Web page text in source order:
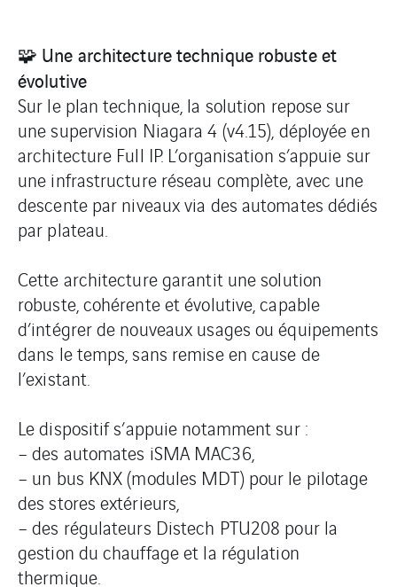
🧩 Une architecture technique robuste et
évolutive
Sur le plan technique, la solution repose sur
une supervision Niagara 4 (v4.15), déployée en
architecture Full IP. L’organisation s’appuie sur
une infrastructure réseau complète, avec une
descente par niveaux via des automates dédiés
par plateau.
Cette architecture garantit une solution
robuste, cohérente et évolutive, capable
d’intégrer de nouveaux usages ou équipements
dans le temps, sans remise en cause de
l’existant.
Le dispositif s’appuie notamment sur :
– des automates iSMA MAC36,
– un bus KNX (modules MDT) pour le pilotage
des stores extérieurs,
– des régulateurs Distech PTU208 pour la
gestion du chauffage et la régulation
thermique.